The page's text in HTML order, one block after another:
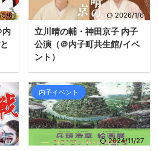
5/6
内
2026/1/6
立川晴の輔・神田京子 内子
公演（＠内子町共生館/イベ
ント）
17
内子イベント
2024/11/27